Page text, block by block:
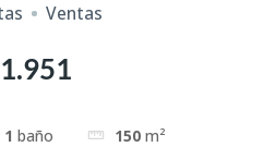
Ventas
1 baño 150 m²